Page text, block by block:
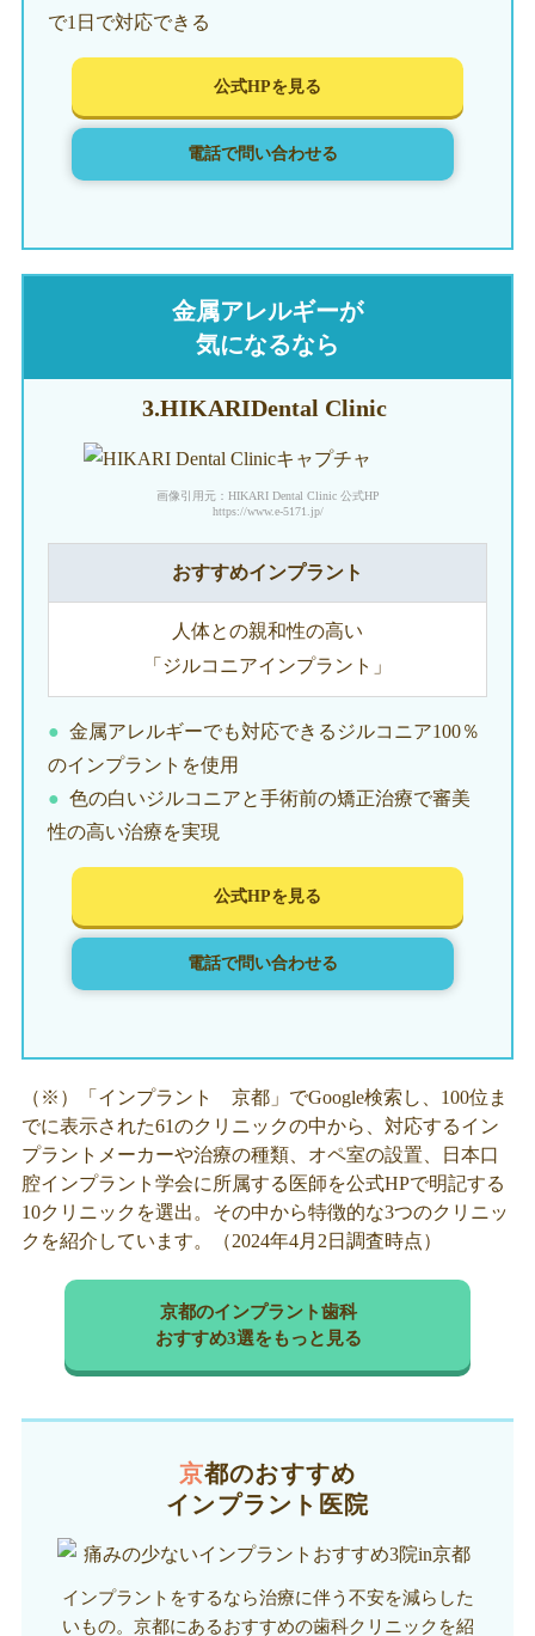
で1日で対応できる
公式HPを見る
電話で問い合わせる
金属アレルギーが
気になるなら
3.HIKARIDental Clinic
画像引用元：HIKARI Dental Clinic 公式HP
https://www.e-5171.jp/
おすすめインプラント
人体との親和性の高い
「ジルコニアインプラント」
金属アレルギーでも対応できるジルコニア100％
のインプラントを使用
色の白いジルコニアと手術前の矯正治療で審美
性の高い治療を実現
公式HPを見る
電話で問い合わせる
（※）「インプラント 京都」でGoogle検索し、100位ま
でに表示された61のクリニックの中から、対応するイン
プラントメーカーや治療の種類、オペ室の設置、日本口
腔インプラント学会に所属する医師を公式HPで明記する
10クリニックを選出。その中から特徴的な3つのクリニッ
クを紹介しています。（2024年4月2日調査時点）
京都のインプラント歯科
おすすめ3選をもっと見る
京都のおすすめ
インプラント医院
インプラントをするなら治療に伴う不安を減らした
いもの。京都にあるおすすめの歯科クリニックを紹